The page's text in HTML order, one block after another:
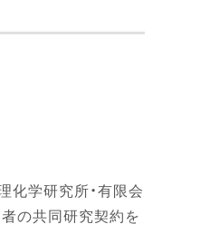
化学研究所・有限会
の共同研究契約を